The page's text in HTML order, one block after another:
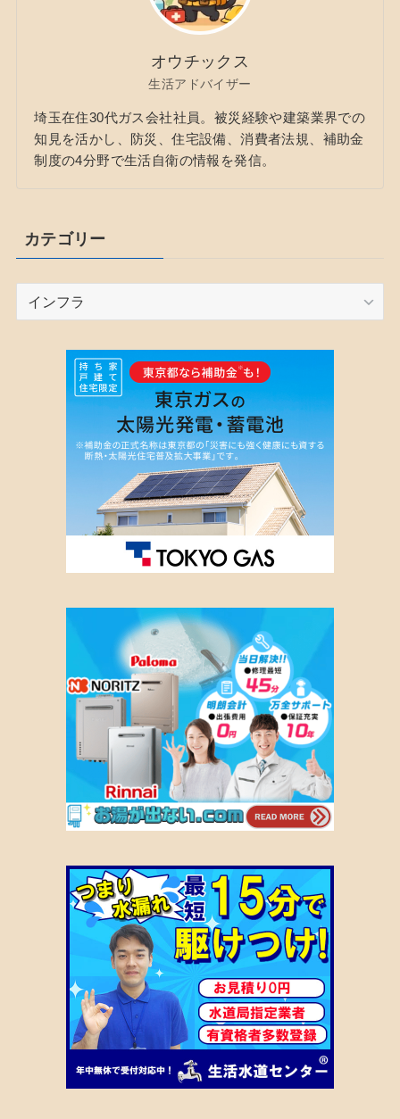
オウチックス
生活アドバイザー
埼玉在住30代ガス会社社員。被災経験や建築業界での
知見を活かし、防災、住宅設備、消費者法規、補助金
制度の4分野で生活自衛の情報を発信。
カテゴリー